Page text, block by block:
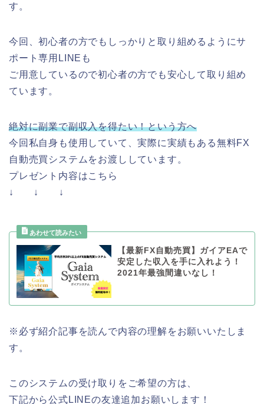
す。
今回、初心者の方でもしっかりと取り組めるようにサ
ポート専用LINEも
ご用意しているので初心者の方でも安心して取り組め
ています。
絶対に副業で副収入を得たい！という方へ
今回私自身も使用していて、実際に実績もある無料FX
自動売買システムをお渡ししています。
プレゼント内容はこちら
↓ ↓ ↓
【最新FX自動売買】ガイアEAで
安定した収入を手に入れよう！
2021年最強間違いなし！
※必ず紹介記事を読んで内容の理解をお願いいたしま
す。
このシステムの受け取りをご希望の方は、
下記から公式LINEの友達追加お願いします！